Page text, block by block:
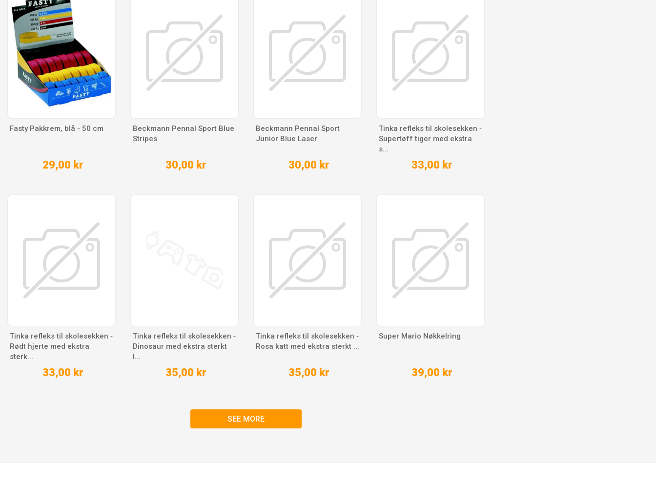
Fasty Pakkrem, blå - 50 cm
29,00 kr
Beckmann Pennal Sport Blue
Stripes
30,00 kr
Beckmann Pennal Sport
Junior Blue Laser
30,00 kr
Tinka refleks til skolesekken ‑
Supertøff tiger med ekstra
s...
33,00 kr
Tinka refleks til skolesekken ‑
Rødt hjerte med ekstra
sterk...
33,00 kr
Tinka refleks til skolesekken ‑
Dinosaur med ekstra sterkt
l...
35,00 kr
Tinka refleks til skolesekken ‑
Rosa katt med ekstra sterkt ...
35,00 kr
Super Mario Nøkkelring
39,00 kr
SEE MORE